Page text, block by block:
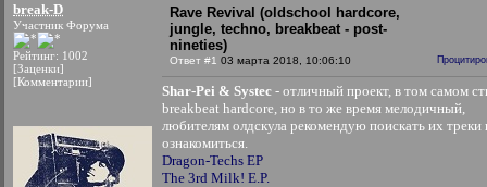
break-D
Участник Форума
Рейтинг: 1002
[Заценки]
[Комментарии]
Rave Revival (oldschool hardcore,
jungle, techno, breakbeat - post-
nineties)
Ответ #1 03 марта 2018, 10:06:10
Shar-Pei & Systec - отличный проект, в том самом
breakbeat hardcore, но в то же время мелодичный,
любителям олдскула рекомендую поискать их треки
ознакомиться.
Dragon-Techs EP
The 3rd Milk! E.P.